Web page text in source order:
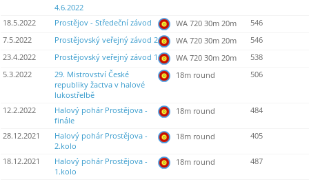
4.6.2022
18.5.2022 Prostějov - Středeční závod WA 720 30m 20m
546
7.5.2022
Prostějovský veřejný závod 2 WA 720 30m 20m
546
23.4.2022
Prostějovský veřejný závod 1 WA 720 30m 20m
538
5.3.2022
29. Mistrovství České
republiky žactva v halové
lukostřelbě
18m round 506
12.2.2022
Halový pohár Prostějova -
finále
18m round 484
28.12.2021
Halový pohár Prostějova -
2.kolo
18m round 405
18.12.2021
Halový pohár Prostějova -
1.kolo
18m round 487